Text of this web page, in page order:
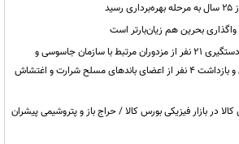
بحرین هم زیان‌بارتر است
وزارت اطلاعات: شناسایی و دستگیری ۲۱ نفر از مزدوران مرتبط با سازمان جاسوسی و
تروریستی رژیم صهیونیستی و بازداشت ۴ نفر از اعضای باندهای مسلح شرارت و اغتشاش
از ۴۱۳ هزار تن کالا در بازار فیزیکی بورس کالا / حراج باز و پتروشیمی پیشران